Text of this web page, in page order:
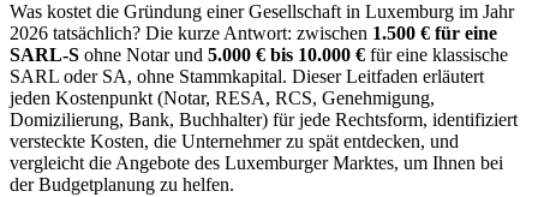
Was kostet die Gründung einer Gesellschaft in Luxemburg im Jahr
2026 tatsächlich? Die kurze Antwort: zwischen 1.500 € für eine
SARL-S ohne Notar und 5.000 € bis 10.000 € für eine klassische
SARL oder SA, ohne Stammkapital. Dieser Leitfaden erläutert
jeden Kostenpunkt (Notar, RESA, RCS, Genehmigung,
Domizilierung, Bank, Buchhalter) für jede Rechtsform, identifiziert
versteckte Kosten, die Unternehmer zu spät entdecken, und
vergleicht die Angebote des Luxemburger Marktes, um Ihnen bei
der Budgetplanung zu helfen.